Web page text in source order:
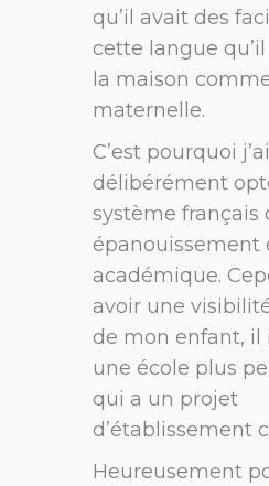
qu’il avait des
cette langue
la maison
maternelle.
C’est pourquoi j’ai
délibérément
système français
épanouissement
académique.
avoir une
de mon enfant, il
une école plus
qui a un projet
d’établissement
Heureusement